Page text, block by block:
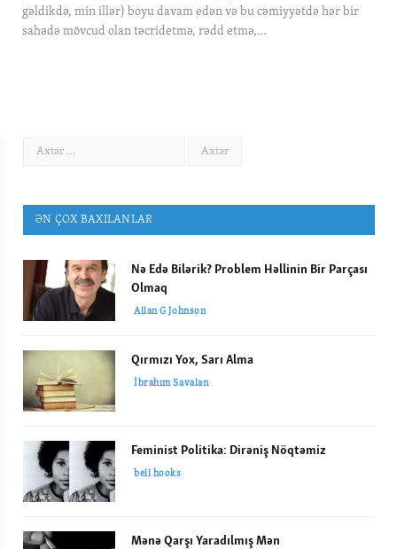
gəldikdə, min illər) boyu davam edən və bu cəmiyyətdə hər bir
sahədə mövcud olan təcridetmə, rədd etmə,…
ƏN ÇOX BAXILANLAR
Nə Edə Bilərik? Problem Həllinin Bir Parçası
Olmaq
Allan G Johnson
Qırmızı Yox, Sarı Alma
İbrahım Savalan
Feminist Politika: Dirəniş Nöqtəmiz
bell hooks
Mənə Qarşı Yaradılmış Mən